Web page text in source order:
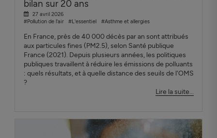
bilan sur 20 ans
27 avril 2026
#Pollution de l'air
#L'essentiel #Asthme et allergies
En France, près de 40 000 décès par an sont attribués
aux particules fines (PM2.5), selon Santé publique
France (2021). Depuis plusieurs années, les politiques
publiques travaillent à réduire les émissions de polluants
: quels résultats, et à quelle distance des seuils de l'OMS
?
Lire la suite...